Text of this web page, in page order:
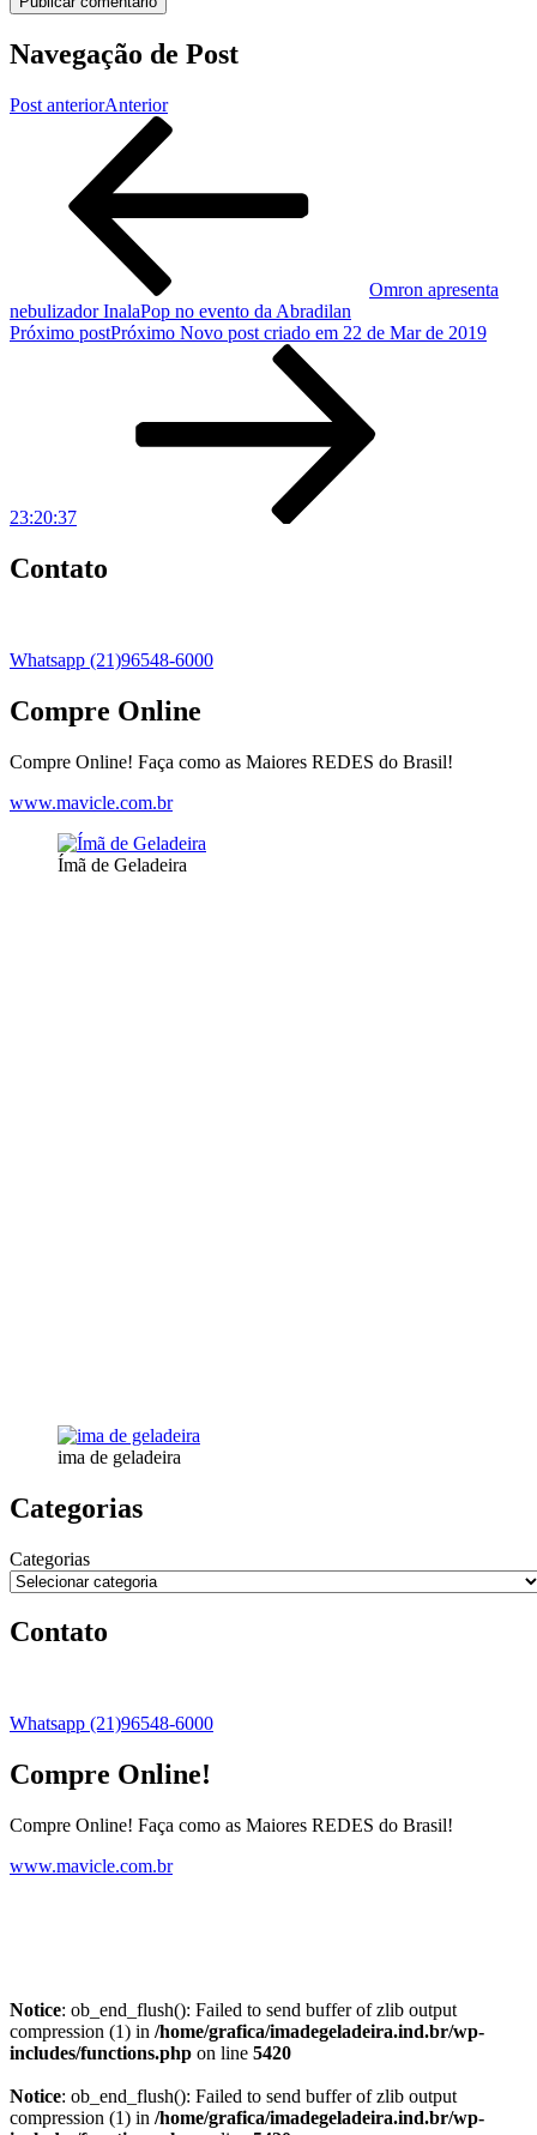
Navegação de Post
Post anteriorAnterior
Omron apresenta
nebulizador InalaPop no evento da Abradilan
Próximo postPróximo Novo post criado em 22 de Mar de 2019
23:20:37
Contato
Whatsapp (21)96548-6000
Compre Online
Compre Online! Faça como as Maiores REDES do Brasil!
www.mavicle.com.br
Ímã de Geladeira
ima de geladeira
Categorias
Categorias
Contato
Whatsapp (21)96548-6000
Compre Online!
Compre Online! Faça como as Maiores REDES do Brasil!
www.mavicle.com.br
Notice: ob_end_flush(): Failed to send buffer of zlib output
compression (1) in /home/grafica/imadegeladeira.ind.br/wp-
includes/functions.php on line 5420
Notice: ob_end_flush(): Failed to send buffer of zlib output
compression (1) in /home/grafica/imadegeladeira.ind.br/wp-